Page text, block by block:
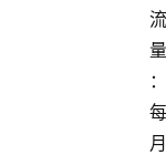
流
量
：
每
月